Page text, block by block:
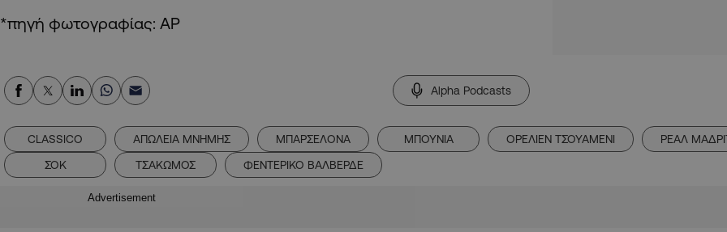
*πηγή φωτογραφίας: AP
Alpha Podcasts
CLASSICO ΑΠΩΛΕΙΑ ΜΝΗΜΗΣ ΜΠΑΡΣΕΛΟΝΑ ΜΠΟΥΝΙΑ ΟΡΕΛΙΕΝ ΤΣΟΥΑΜΕΝΙ
ΡΕΑΛ
ΣΟΚ
ΤΣΑΚΩΜΟΣ ΦΕΝΤΕΡΙΚΟ ΒΑΛΒΕΡΔΕ
Advertisement